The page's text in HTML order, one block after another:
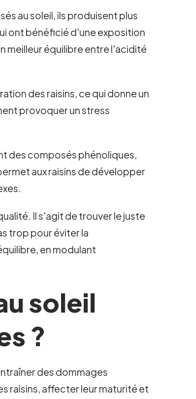
au soleil, ils produisent plus
ont bénéficié d'une exposition
meilleur équilibre entre l'acidité
des raisins, ce qui donne un
provoquer un stress
des composés phénoliques,
aux raisins de développer
Il s'agit de trouver le juste
trop pour éviter la
en modulant
soleil
?
des dommages
raisins, affecter leur maturité et